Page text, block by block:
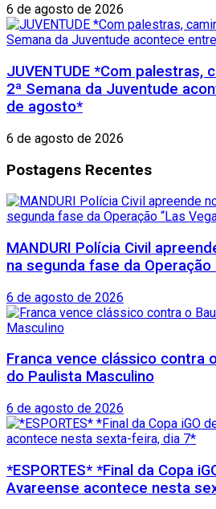
6 de agosto de 2026
JUVENTUDE *Com palestras,
2ª Semana da Juventude
de agosto*
6 de agosto de 2026
Postagens Recentes
MANDURI Polícia Civil
na segunda fase da Operação
6 de agosto de 2026
Franca vence clássico contra
do Paulista Masculino
6 de agosto de 2026
*ESPORTES* *Final da Copa
Avareense acontece nesta